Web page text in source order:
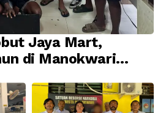
Jaya Mart,
di Manokwari
Papua Barat